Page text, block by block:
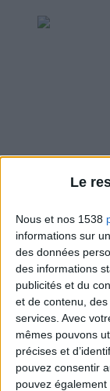
Le
Nous et nos 1538
informations sur
des données
des informations
publicités et du
et de contenu,
services. Avec
mêmes pouvons
précises et
pouvez consentir
pouvez
Savane,